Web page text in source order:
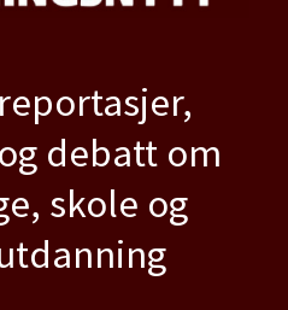
debatt om
skole og